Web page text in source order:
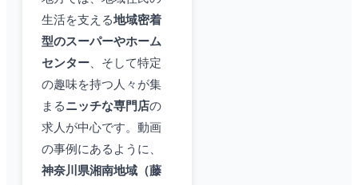
生活を支える地域密着
型のスーパーやホーム
センター 、そして特定
の趣味を持つ人々が集
まるニッチな専門店の
求人が中心です。動画
の事例にあるように、
神奈川県湘南地域（藤